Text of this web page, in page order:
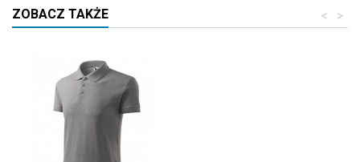
ZOBACZ TAKŻE >
<